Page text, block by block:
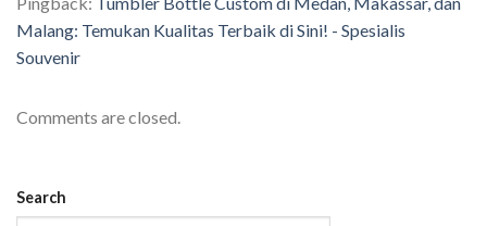
Malang: Temukan Kualitas Terbaik di Sini! - Spesialis
Souvenir
Comments are closed.
Search